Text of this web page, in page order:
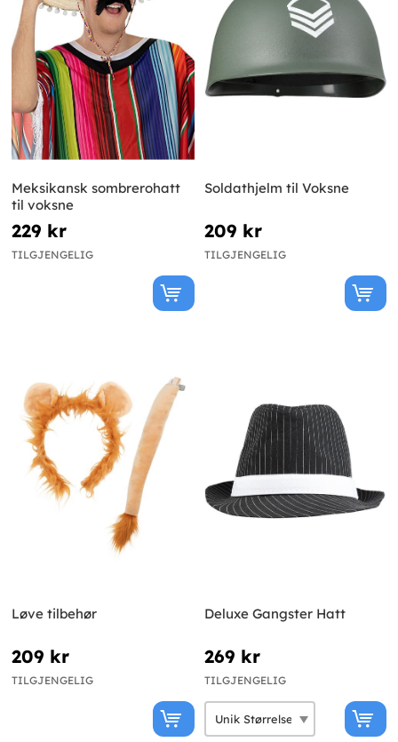
Meksikansk sombrerohatt
til voksne
229 kr
TILGJENGELIG
Soldathjelm til Voksne
209 kr
TILGJENGELIG
Løve tilbehør
209 kr
TILGJENGELIG
Deluxe Gangster Hatt
269 kr
TILGJENGELIG